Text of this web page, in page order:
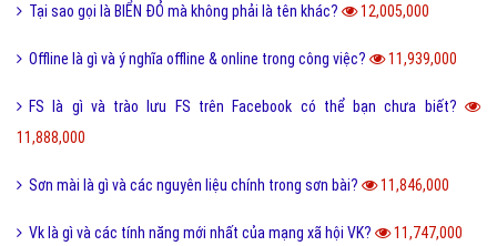
Tại sao gọi là BIỂN ĐỎ mà không phải là tên khác? 12,005,000
Offline là gì và ý nghĩa offline & online trong công việc? 11,939,000
FS là gì và trào lưu FS trên Facebook có thể bạn chưa biết?
11,888,000
Sơn mài là gì và các nguyên liệu chính trong sơn bài? 11,846,000
Vk là gì và các tính năng mới nhất của mạng xã hội VK? 11,747,000